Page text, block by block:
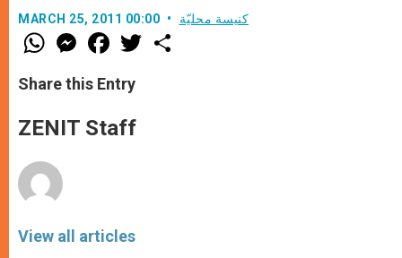
MARCH 25, 2011 00:00 كنيسة محليّة
W
h
t
s
p
p
M
e
s
e
g
e
F
a
e
b
o
k
w
Share this Entry
ZENIT Staff
View all articles